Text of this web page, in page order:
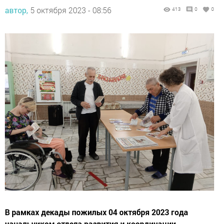
начальником отдела развития и координации